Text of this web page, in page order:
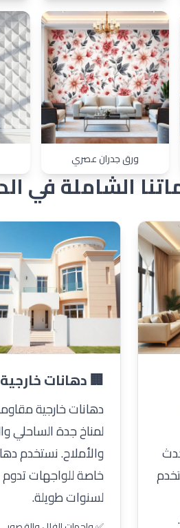
ورق جدران عصري
الشاملة في
🏢 دهانات خارجية
دهانات خارجية
لمناخ جدة الساحلي
والأملاح. نستخدم
خاصة للواجهات تدوم
لسنوات طويلة.